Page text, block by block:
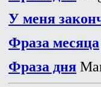
У меня
Фраза месяца
Фраза дня